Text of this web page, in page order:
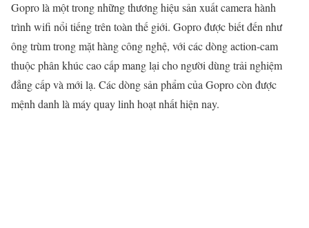
Gopro là một trong những thương hiệu sản xuất camera hành
trình wifi nổi tiếng trên toàn thế giới. Gopro được biết đến như
ông trùm trong mặt hàng công nghệ, với các dòng action-cam
thuộc phân khúc cao cấp mang lại cho người dùng trải nghiệm
đẳng cấp và mới lạ. Các dòng sản phẩm của Gopro còn được
mệnh danh là máy quay linh hoạt nhất hiện nay.